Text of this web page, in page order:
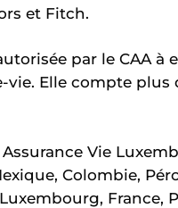
et Fitch.
par le CAA à
vie. Elle compte
Vie
Colombie,
France,